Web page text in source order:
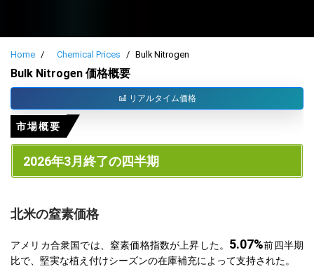
Home Chemical Prices Bulk Nitrogen
Bulk Nitrogen 価格概要
リアルタイム価格
市場概要
2026年3月終了の四半期
北米の窒素価格
アメリカ合衆国では、窒素価格指数が上昇した。 5.07%前四半期
比で、堅実な植え付けシーズンの在庫補充によって支持された。